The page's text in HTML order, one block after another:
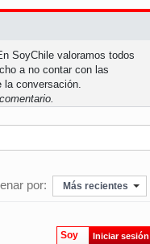
SoyChile valoramos todos
a no contar con las
la conversación.
por: Más recientes
Soy Iniciar sesión